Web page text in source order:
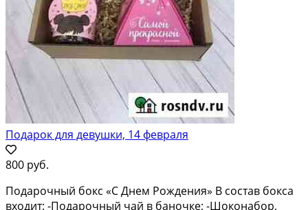
Подарок для девушки, 14 февраля
800 руб.
Подарочный бокс «С Днем Рождения» В состав бокса
входит: -Подарочный чай в баночке; -Шоконабор,